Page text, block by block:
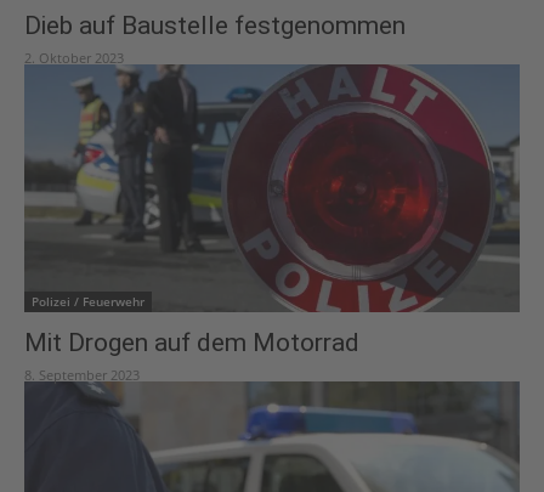
Dieb auf Baustelle festgenommen
2. Oktober 2023
Polizei / Feuerwehr
Mit Drogen auf dem Motorrad
8. September 2023